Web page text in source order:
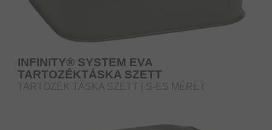
INFINITY® SYSTEM EVA
TARTOZÉKTÁSKA SZETT
TARTOZÉK TÁSKA SZETT | S-ES MÉRET